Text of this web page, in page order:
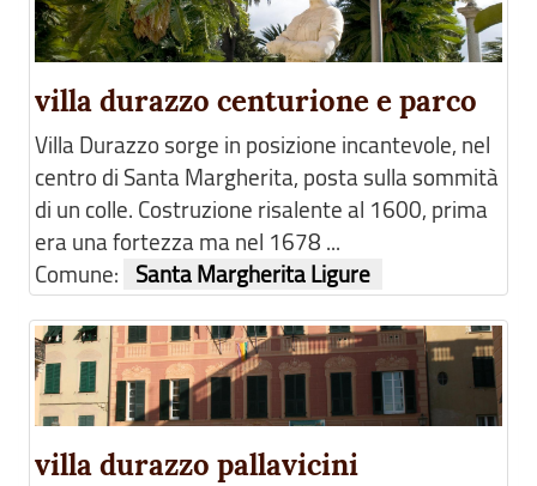
villa durazzo centurione e parco
Villa Durazzo sorge in posizione incantevole, nel
centro di Santa Margherita, posta sulla sommità
di un colle. Costruzione risalente al 1600, prima
era una fortezza ma nel 1678 ...
Comune:
Santa Margherita Ligure
villa durazzo pallavicini